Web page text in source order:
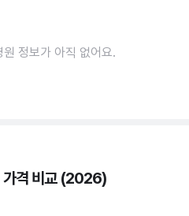
정보가 아직 없어요.
가격 비교 (2026)